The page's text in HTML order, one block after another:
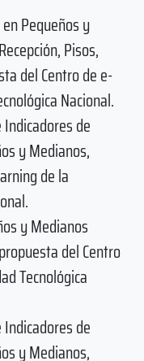
Pequeños y
Pisos,
del Centro de e-
Nacional.
de
y Medianos,
de la
y Medianos
del Centro
Tecnológica
de
y Medianos,